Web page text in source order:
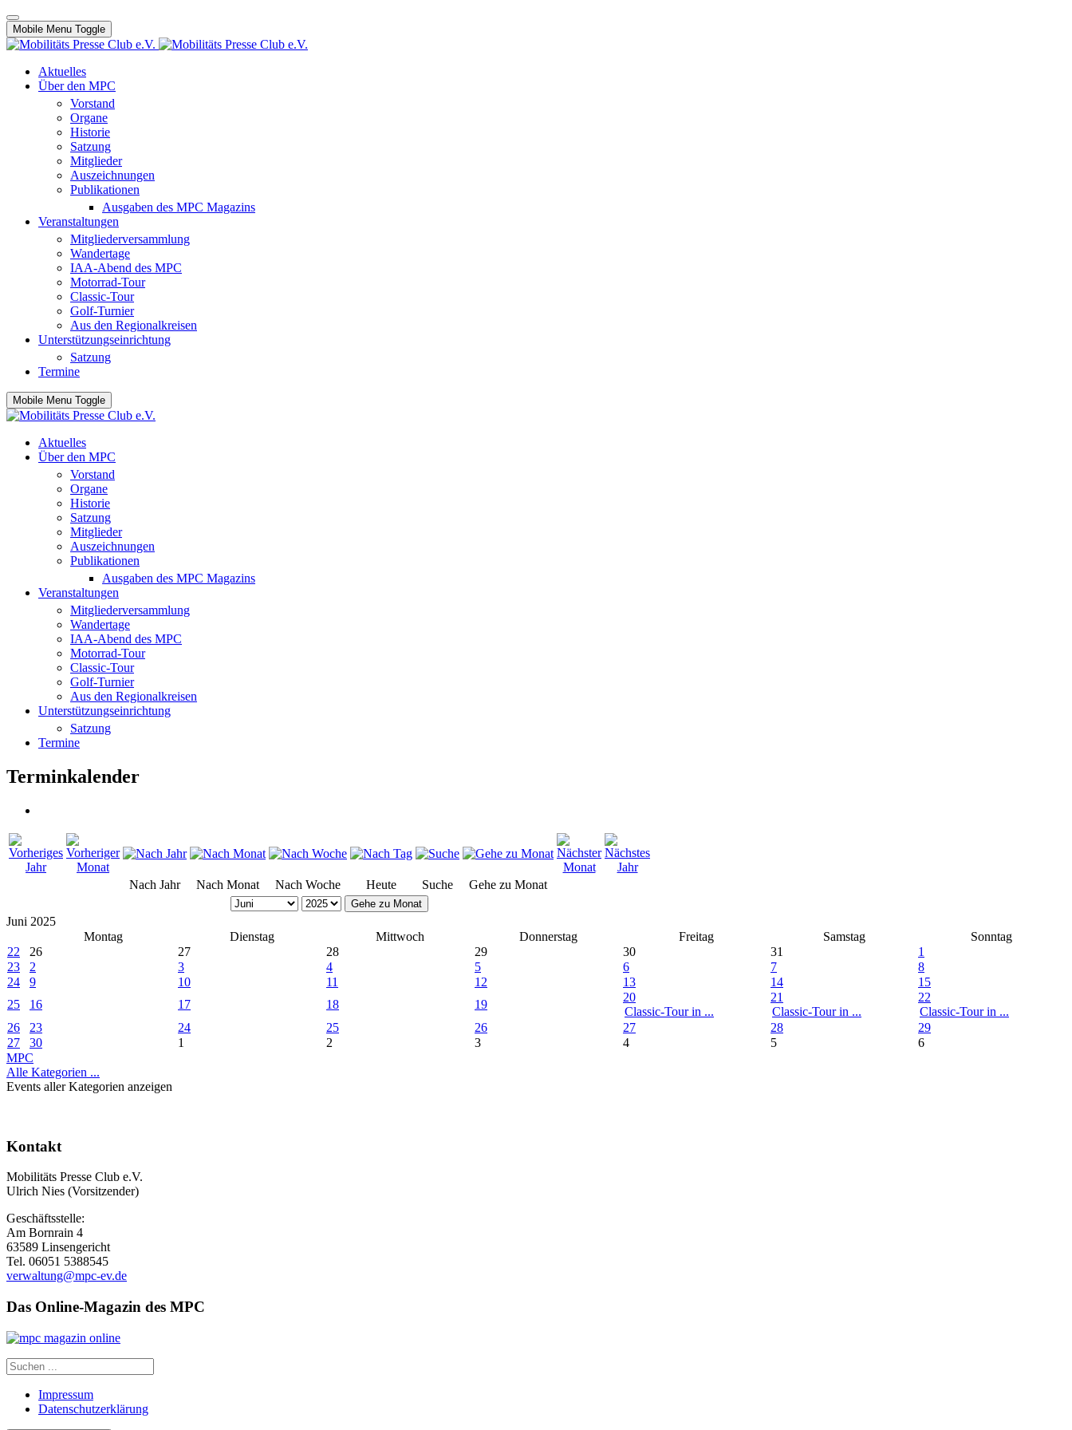
Mobile Menu Toggle
Aktuelles
Über den MPC
Vorstand
Organe
Historie
Satzung
Mitglieder
Auszeichnungen
Publikationen
Ausgaben des MPC Magazins
Veranstaltungen
Mitgliederversammlung
Wandertage
IAA-Abend des MPC
Motorrad-Tour
Classic-Tour
Golf-Turnier
Aus den Regionalkreisen
Unterstützungseinrichtung
Satzung
Termine
Mobile Menu Toggle
Aktuelles
Über den MPC
Vorstand
Organe
Historie
Satzung
Mitglieder
Auszeichnungen
Publikationen
Ausgaben des MPC Magazins
Veranstaltungen
Mitgliederversammlung
Wandertage
IAA-Abend des MPC
Motorrad-Tour
Classic-Tour
Golf-Turnier
Aus den Regionalkreisen
Unterstützungseinrichtung
Satzung
Termine
Terminkalender
Nach Jahr Nach Monat Nach Woche Heute Suche Gehe zu Monat
Gehe zu Monat
Juni 2025
Montag
Dienstag Mittwoch Donnerstag Freitag Samstag
Sonntag
22
26 27 28 29 30 31
1
23
2 3 4 5 6 7
8
24
9 10 11 12 13 14
15
25
16 17 18 19
20
Classic-Tour in ...
21
Classic-Tour in ...
22
Classic-Tour in ...
26
23 24 25 26 27 28
29
27
30 1 2 3 4 5
6
MPC
Alle Kategorien ...
Events aller Kategorien anzeigen
Kontakt
Mobilitäts Presse Club e.V.
Ulrich Nies (Vorsitzender)
Geschäftsstelle:
Am Bornrain 4
63589 Linsengericht
Tel. 06051 5388545
verwaltung@mpc-ev.de
Das Online-Magazin des MPC
Impressum
Datenschutzerklärung